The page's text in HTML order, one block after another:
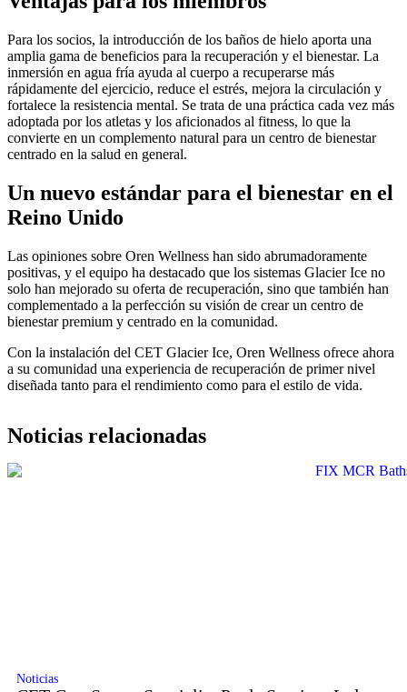
Para los socios, la introducción de los baños de hielo aporta una
amplia gama de beneficios para la recuperación y el bienestar. La
inmersión en agua fría ayuda al cuerpo a recuperarse más
rápidamente del ejercicio, reduce el estrés, mejora la circulación y
fortalece la resistencia mental. Se trata de una práctica cada vez más
adoptada por los atletas y los aficionados al fitness, lo que la
convierte en un complemento natural para un centro de bienestar
centrado en la salud en general.
Un nuevo estándar para el bienestar en el
Reino Unido
Las opiniones sobre Oren Wellness han sido abrumadoramente
positivas, y el equipo ha destacado que los sistemas Glacier Ice no
solo han mejorado su oferta de recuperación, sino que también han
complementado a la perfección su visión de crear un centro de
bienestar premium y centrado en la comunidad.
Con la instalación del CET Glacier Ice, Oren Wellness ofrece ahora
a su comunidad una experiencia de recuperación de primer nivel
diseñada tanto para el rendimiento como para el estilo de vida.
Noticias relacionadas
Noticias